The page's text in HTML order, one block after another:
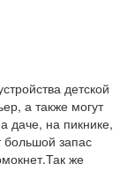
детской
а также могут
даче, на пикнике,
большой запас
же